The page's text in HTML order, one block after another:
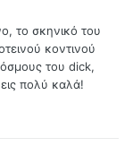
το σκηνικό του
κοντινού
του dick,
πολύ καλά!